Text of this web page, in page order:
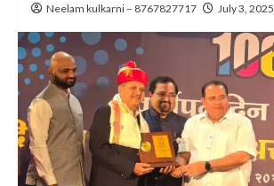
Neelam kulkarni – 8767827717 July 3, 2025